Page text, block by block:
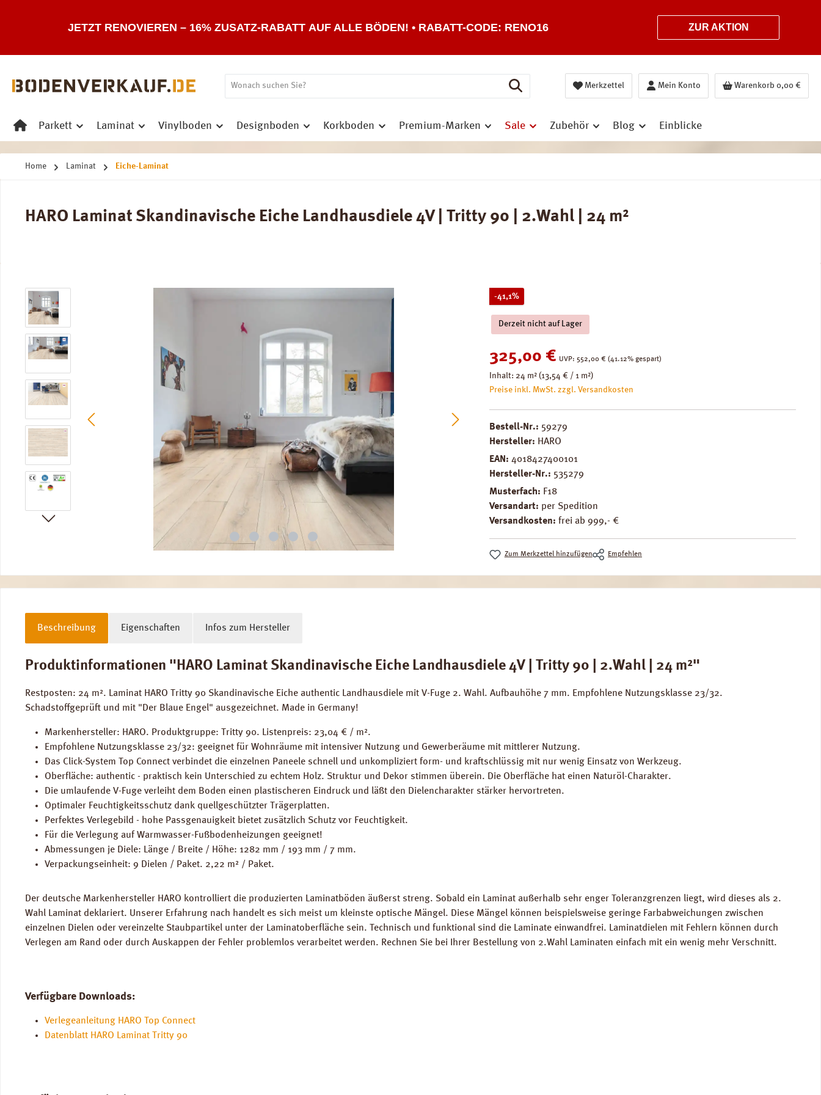
JETZT RENOVIEREN – 16% ZUSATZ-RABATT AUF ALLE BÖDEN! • RABATT-CODE: RENO16 ZUR AKTION
Merkzettel Mein Konto Warenkorb 0,00 €
Parkett Laminat Vinylboden Designboden Korkboden Premium-Marken Sale Zubehör Blog Einblicke
Home Laminat Eiche-Laminat
HARO Laminat Skandinavische Eiche Landhausdiele 4V | Tritty 90 | 2.Wahl | 24 m²
Bildergalerie überspringen -41,1%Rabatt
Derzeit nicht auf Lager
Verkaufspreis:
325,00 € UVP: Regulärer Preis:
552,00 € (41.12% gespart)
Inhalt: 24 m² (13,54 € / 1 m²)
Preise inkl. MwSt. zzgl. Versandkosten
Bestell-Nr.: 59279
Hersteller: HARO
EAN: 4018427400101
Hersteller-Nr.: 535279
Musterfach: F18
Versandart: per Spedition
Versandkosten: frei ab 999,- €
Zum Merkzettel hinzufügen Empfehlen
Beschreibung Eigenschaften Infos zum Hersteller
Produktinformationen "HARO Laminat Skandinavische Eiche Landhausdiele 4V | Tritty 90 | 2.Wahl | 24 m²"
Restposten: 24 m². Laminat HARO Tritty 90 Skandinavische Eiche authentic Landhausdiele mit V-Fuge 2. Wahl. Aufbauhöhe 7 mm. Empfohlene Nutzungsklasse 23/32.
Schadstoffgeprüft und mit "Der Blaue Engel" ausgezeichnet. Made in Germany!
Markenhersteller: HARO. Produktgruppe: Tritty 90. Listenpreis: 23,04 € / m².
Empfohlene Nutzungsklasse 23/32: geeignet für Wohnräume mit intensiver Nutzung und Gewerberäume mit mittlerer Nutzung.
Das Click-System Top Connect verbindet die einzelnen Paneele schnell und unkompliziert form- und kraftschlüssig mit nur wenig Einsatz von Werkzeug.
Oberfläche: authentic - praktisch kein Unterschied zu echtem Holz. Struktur und Dekor stimmen überein. Die Oberfläche hat einen Naturöl-Charakter.
Die umlaufende V-Fuge verleiht dem Boden einen plastischeren Eindruck und läßt den Dielencharakter stärker hervortreten.
Optimaler Feuchtigkeitsschutz dank quellgeschützter Trägerplatten.
Perfektes Verlegebild - hohe Passgenauigkeit bietet zusätzlich Schutz vor Feuchtigkeit.
Für die Verlegung auf Warmwasser-Fußbodenheizungen geeignet!
Abmessungen je Diele: Länge / Breite / Höhe: 1282 mm / 193 mm / 7 mm.
Verpackungseinheit: 9 Dielen / Paket. 2,22 m² / Paket.
Der deutsche Markenhersteller HARO kontrolliert die produzierten Laminatböden äußerst streng. Sobald ein Laminat außerhalb sehr enger Toleranzgrenzen liegt, wird dieses als 2.
Wahl Laminat deklariert. Unserer Erfahrung nach handelt es sich meist um kleinste optische Mängel. Diese Mängel können beispielsweise geringe Farbabweichungen zwischen
einzelnen Dielen oder vereinzelte Staubpartikel unter der Laminatoberfläche sein. Technisch und funktional sind die Laminate einwandfrei. Laminatdielen mit Fehlern können durch
Verlegen am Rand oder durch Auskappen der Fehler problemlos verarbeitet werden. Rechnen Sie bei Ihrer Bestellung von 2.Wahl Laminaten einfach mit ein wenig mehr Verschnitt.
Verfügbare Downloads:
Verlegeanleitung HARO Top Connect
Datenblatt HARO Laminat Tritty 90